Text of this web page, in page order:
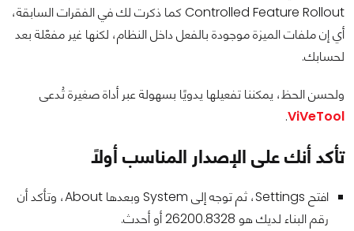
Controlled Feature Rollout كما ذكرت لك في الفقرات السابقة،
أي إن ملفات الميزة موجودة بالفعل داخل النظام، لكنها غير مفعّلة بعد
لحسابك.
ولحسن الحظ، يمكننا تفعيلها يدويًا بسهولة عبر أداة صغيرة تُدعى
ViVeTool
.
تأكد أنك على الإصدار المناسب أولًا
افتح Settings، ثم توجه إلى System وبعدها About، وتأكد أن
رقم البناء لديك هو 26200.8328 أو أحدث.